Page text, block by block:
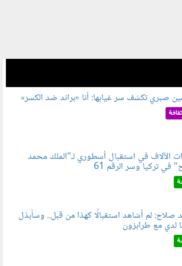
صبري تكشف سر غيابها: أنا «براند ضد الكسر»
الآلاف في استقبال أسطوري لـ"الملك محمد
في تركيا وسر الرقم 61
صلاح: لم أشاهد استقبالًا كهذا من قبل.. وسأبذل
لدي مع طرابزون